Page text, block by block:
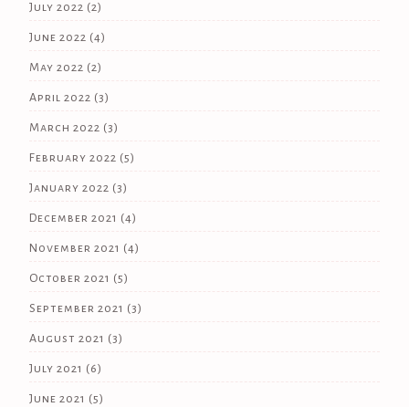
July 2022 (2)
June 2022 (4)
May 2022 (2)
April 2022 (3)
March 2022 (3)
February 2022 (5)
January 2022 (3)
December 2021 (4)
November 2021 (4)
October 2021 (5)
September 2021 (3)
August 2021 (3)
July 2021 (6)
June 2021 (5)